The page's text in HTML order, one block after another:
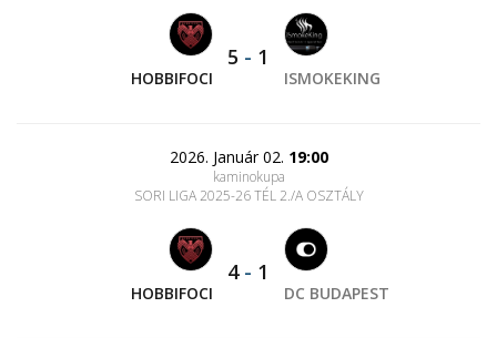
HOBBIFOCI
5 - 1
ISMOKEKING
2026. Január 02. 19:00
kaminokupa
SORI LIGA 2025-26 TÉL 2./A OSZTÁLY
HOBBIFOCI
4- 1
DC BUDAPEST